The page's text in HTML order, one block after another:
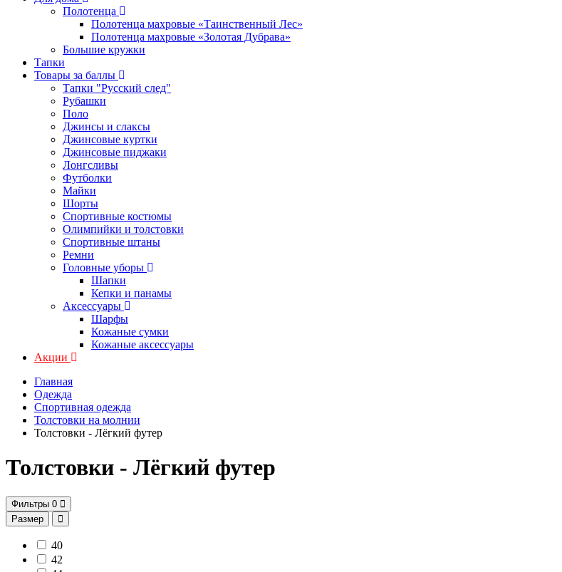
Полотенца
Полотенца махровые «Таинственный Лес»
Полотенца махровые «Золотая Дубрава»
Большие кружки
Тапки
Товары за баллы
Тапки "Русский след"
Рубашки
Поло
Джинсы и слаксы
Джинсовые куртки
Джинсовые пиджаки
Лонгсливы
Футболки
Майки
Шорты
Спортивные костюмы
Олимпийки и толстовки
Спортивные штаны
Ремни
Головные уборы
Шапки
Кепки и панамы
Аксессуары
Шарфы
Кожаные сумки
Кожаные аксессуары
Акции
Главная
Одежда
Спортивная одежда
Толстовки на молнии
Толстовки - Лёгкий футер
Толстовки - Лёгкий футер
Фильтры 0
Размер
40
42